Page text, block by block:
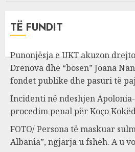
TË FUNDIT
Punonjësja e UKT akuzon
Drenova dhe “bosen” Joana
fondet publike dhe pasuri të
Incidenti në ndeshjen
procedim penal për Koço
FOTO/ Persona të maskuar
Albania”, ngjarja u fsheh. A u